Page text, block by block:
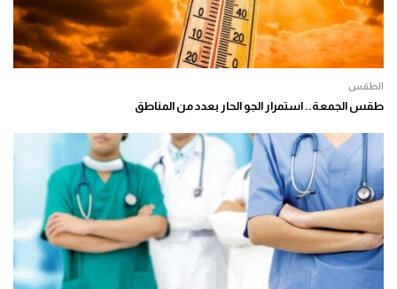
الطقس
طقس الجمعة.. استمرار الجو الحار بعدد من المناطق